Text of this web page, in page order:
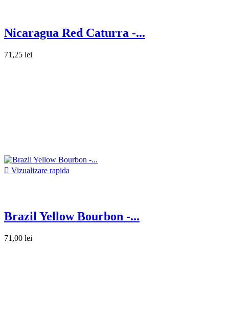
Nicaragua Red Caturra -...
71,25 lei
 Vizualizare rapida
Brazil Yellow Bourbon -...
71,00 lei